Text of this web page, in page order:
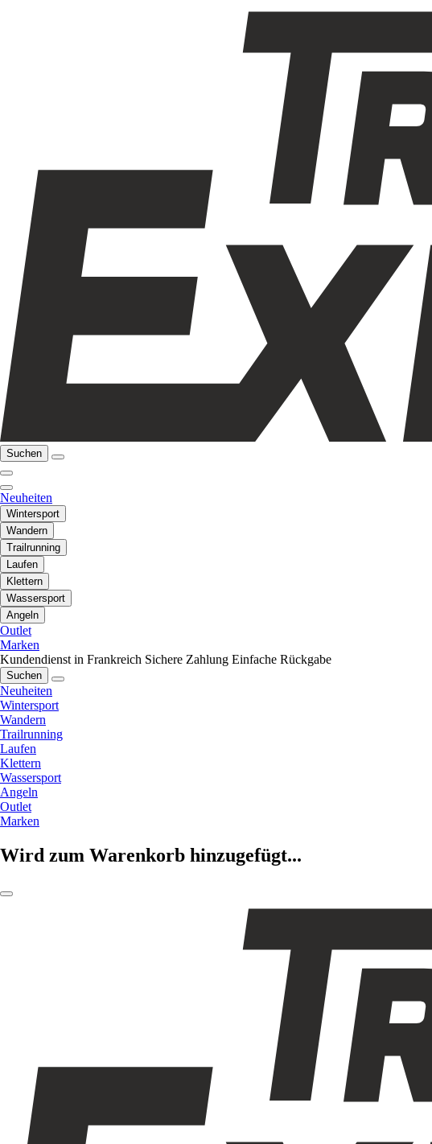
Suchen
Neuheiten
Wintersport
Wandern
Trailrunning
Laufen
Klettern
Wassersport
Angeln
Outlet
Marken
Kundendienst in Frankreich Sichere Zahlung Einfache Rückgabe
Suchen
Neuheiten
Wintersport
Wandern
Trailrunning
Laufen
Klettern
Wassersport
Angeln
Outlet
Marken
Wird zum Warenkorb hinzugefügt...